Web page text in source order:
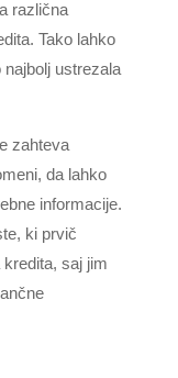
različna
Tako lahko
ustrezala
zahteva
da lahko
informacije.
ki prvič
saj jim